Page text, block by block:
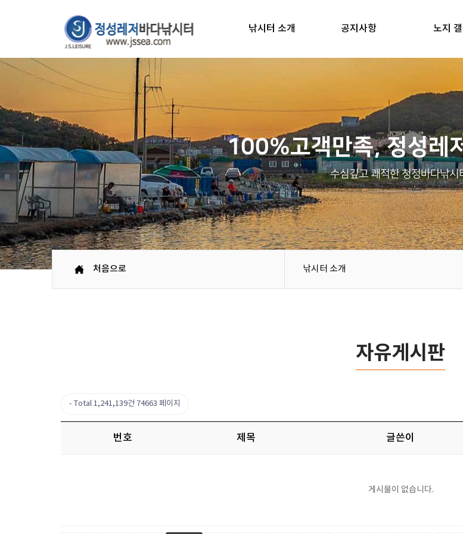
낚시터 소개 공지사항 노지 갤
100%고객만족, 정성레
수심깊고 쾌적한 청정바다낚시
처음으로 낚시터 소개
자유게시판
Total 1,241,139건 74663 페이지
번호 제목 글쓴이
게시물이 없습니다.